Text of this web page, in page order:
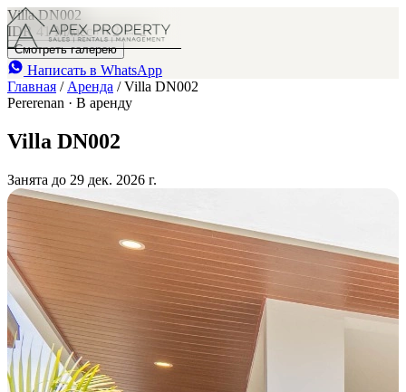
Villa DN002
IDR 41 M/мес 2 2
Смотреть галерею
Написать в WhatsApp
Главная / Аренда / Villa DN002
Pererenan · В аренду
Villa DN002
Занята до 29 дек. 2026 г.